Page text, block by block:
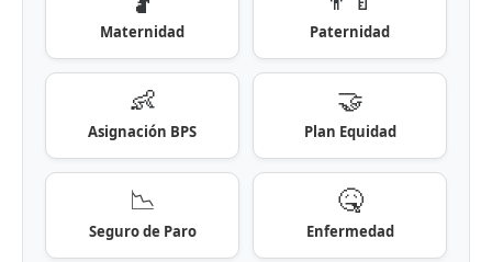
Maternidad Paternidad
👶
Asignación BPS
🤝
Plan Equidad
📉
Seguro de Paro
🤒
Enfermedad